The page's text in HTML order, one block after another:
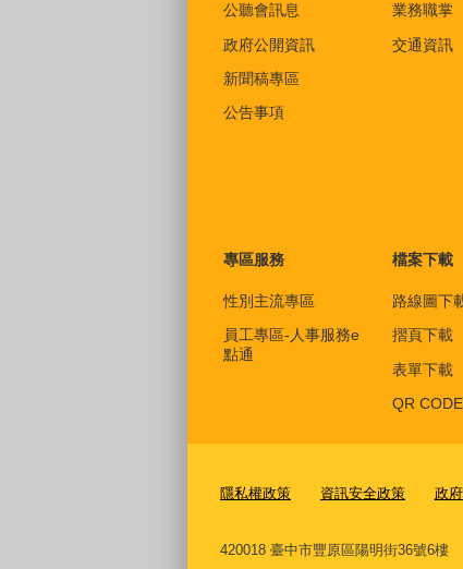
公聽會訊息
政府公開資訊
新聞稿專區
公告事項
業務職掌
交通資訊
專區服務
性別主流專區
員工專區-人事服務e
點通
檔案下載
路線圖下
摺頁下載
表單下載
QR
隱私權政策 資訊安全政策 政
420018 臺中市豐原區陽明街36號6樓